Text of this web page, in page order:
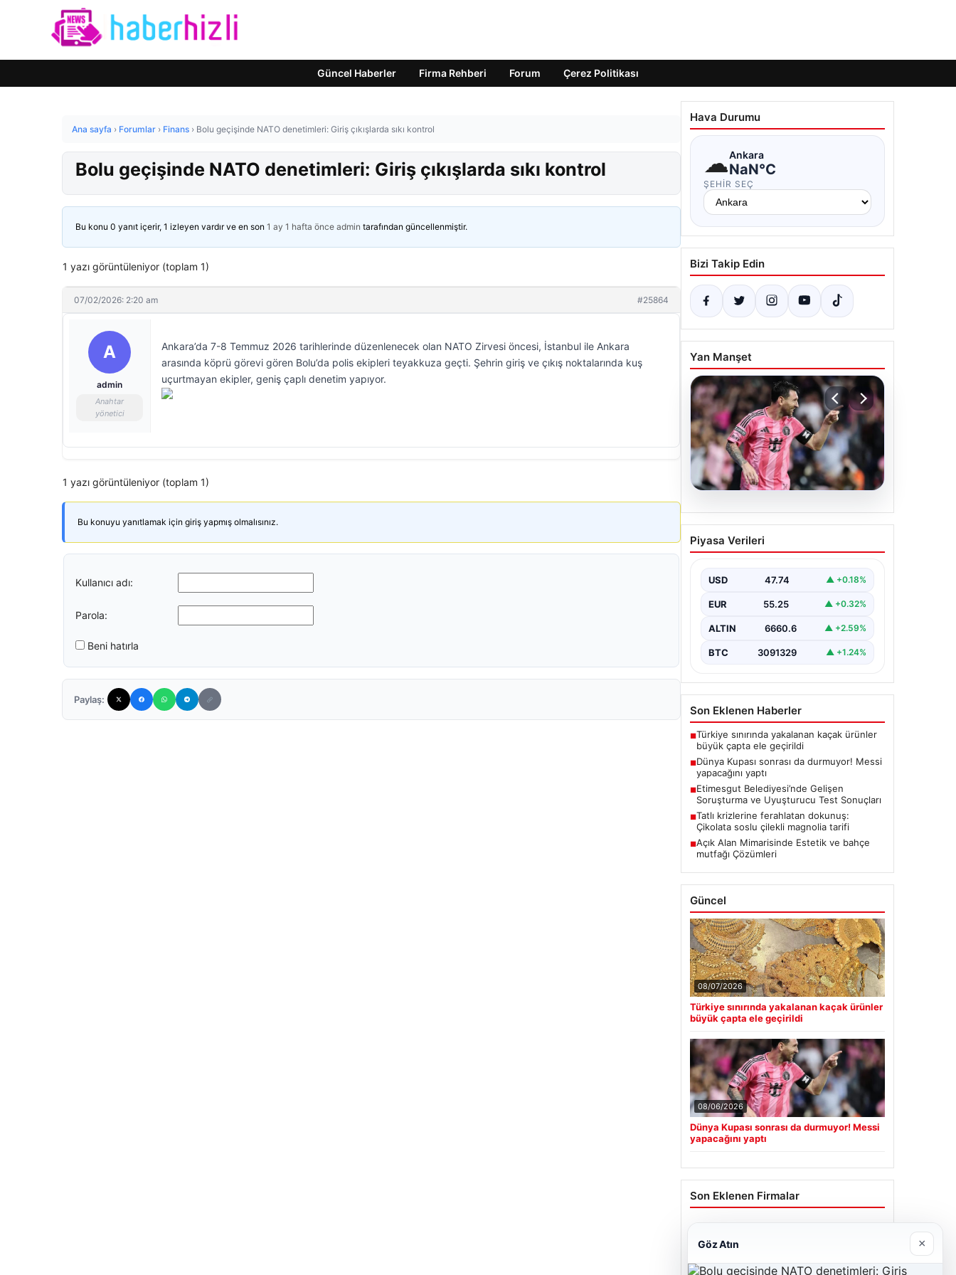
Güncel Haberler Firma Rehberi Forum Çerez Politikası
Ana sayfa › Forumlar › Finans › Bolu geçişinde NATO denetimleri: Giriş çıkışlarda sıkı kontrol
Bolu geçişinde NATO denetimleri: Giriş çıkışlarda sıkı kontrol
Bu konu 0 yanıt içerir, 1 izleyen vardır ve en son 1 ay 1 hafta önce admin tarafından güncellenmiştir.
1 yazı görüntüleniyor (toplam 1)
07/02/2026: 2:20 am #25864
A
admin
Anahtar
yönetici
Ankara’da 7-8 Temmuz 2026 tarihlerinde düzenlenecek olan NATO Zirvesi öncesi, İstanbul ile Ankara
arasında köprü görevi gören Bolu’da polis ekipleri teyakkuza geçti. Şehrin giriş ve çıkış noktalarında kuş
uçurtmayan ekipler, geniş çaplı denetim yapıyor.
1 yazı görüntüleniyor (toplam 1)
Bu konuyu yanıtlamak için giriş yapmış olmalısınız.
Kullanıcı adı:
Parola:
Beni hatırla
Paylaş:
Hava Durumu
☁Ankara
NaN°C
ŞEHIR SEÇ
Bizi Takip Edin
Yan Manşet
Dünya Kupası sonrası da
durmuyor! Messi
Piyasa Verileri
USD 47.74 ▲ +0.18%
EUR 55.25 ▲ +0.32%
ALTIN 6660.6 ▲ +2.59%
BTC 3091329 ▲ +1.24%
Son Eklenen Haberler
■Türkiye sınırında yakalanan kaçak ürünler
büyük çapta ele geçirildi
■Dünya Kupası sonrası da durmuyor! Messi
yapacağını yaptı
■Etimesgut Belediyesi’nde Gelişen
Soruşturma ve Uyuşturucu Test Sonuçları
■Tatlı krizlerine ferahlatan dokunuş:
Çikolata soslu çilekli magnolia tarifi
■Açık Alan Mimarisinde Estetik ve bahçe
mutfağı Çözümleri
Güncel
08/07/2026
Türkiye sınırında yakalanan kaçak ürünler
büyük çapta ele geçirildi
08/06/2026
Dünya Kupası sonrası da durmuyor! Messi
yapacağını yaptı
Son Eklenen Firmalar
06/23/2026
Göz Atın ×